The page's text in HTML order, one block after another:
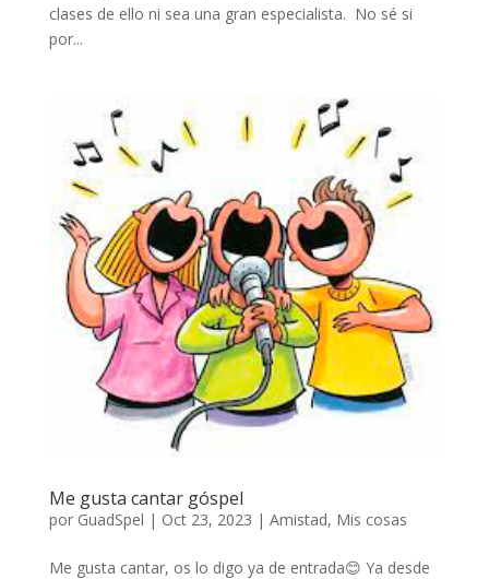
clases de ello ni sea una gran especialista. No sé si
por...
Me gusta cantar góspel
por GuadSpel | Oct 23, 2023 | Amistad, Mis cosas
Me gusta cantar, os lo digo ya de entrada😊 Ya desde